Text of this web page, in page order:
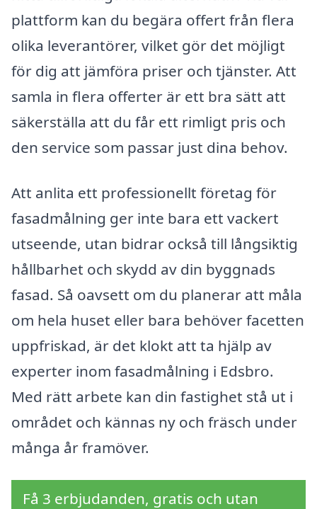
plattform kan du begära offert från flera
olika leverantörer, vilket gör det möjligt
för dig att jämföra priser och tjänster. Att
samla in flera offerter är ett bra sätt att
säkerställa att du får ett rimligt pris och
den service som passar just dina behov.
Att anlita ett professionellt företag för
fasadmålning ger inte bara ett vackert
utseende, utan bidrar också till långsiktig
hållbarhet och skydd av din byggnads
fasad. Så oavsett om du planerar att måla
om hela huset eller bara behöver facetten
uppfriskad, är det klokt att ta hjälp av
experter inom fasadmålning i Edsbro.
Med rätt arbete kan din fastighet stå ut i
området och kännas ny och fräsch under
många år framöver.
Få 3 erbjudanden, gratis och utan